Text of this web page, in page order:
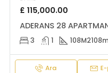
£ 115,000.00
ADERANS 28
3 1 108M2
Ara